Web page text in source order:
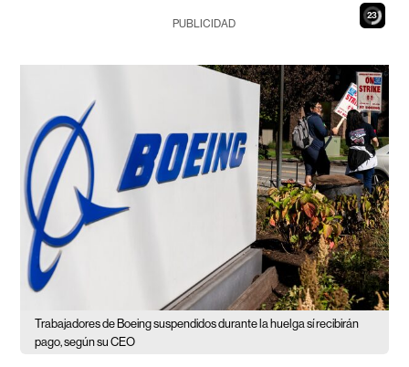
21
PUBLICIDAD
Trabajadores de Boeing suspendidos durante la huelga sí recibirán
pago, según su CEO